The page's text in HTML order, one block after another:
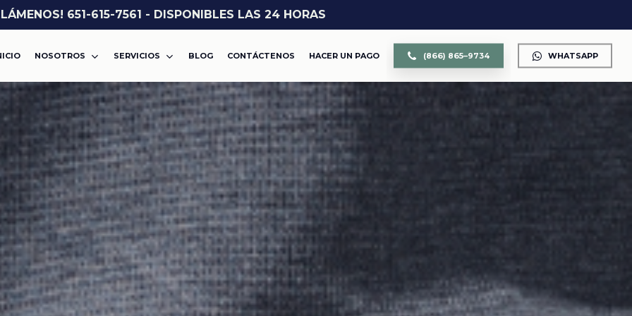
651-615-7561 - DISPONIBLES LAS 24 HORAS
NOSOTROS SERVICIOS
ASALTO O AGRESIÓN
VIOLENCIA DOMÉSTICA
CARGOS POR DROGAS
MISDEMEANOR
ROBO
FELONÍA
CUSTODIA DE LOS HIJOS
DIVORCIO
BLOG CONTÁCTENOS HACER UN PAGO (866) 865–9734 WHATSAPP